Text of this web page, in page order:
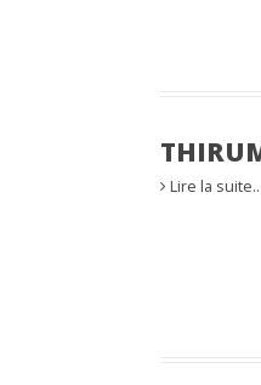
Lire la suite…